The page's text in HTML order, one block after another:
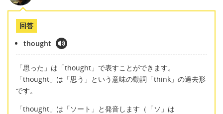
回答
thought
「思った」は「thought」で表すことができます。
「thought」は「思う」という意味の動詞「think」の過去形
です。
「thought」は「ソート」と発音します（「ソ」は